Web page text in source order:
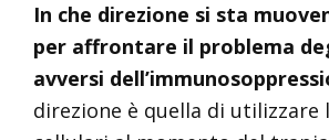
In che direzione si sta
per affrontare il problema
avversi
direzione è quella di utilizzare